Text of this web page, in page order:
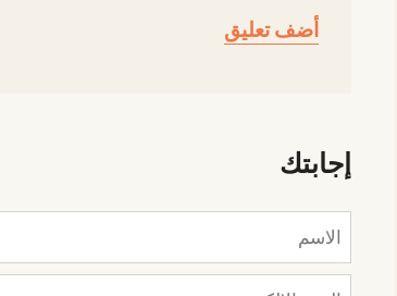
أضف تعليق
إجابتك